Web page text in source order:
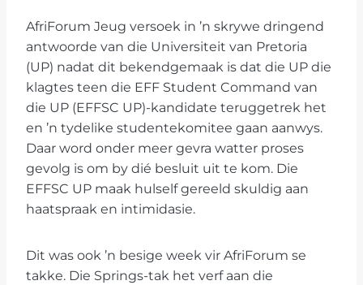
AfriForum Jeug versoek in ’n skrywe dringend
antwoorde van die Universiteit van Pretoria
(UP) nadat dit bekendgemaak is dat die UP die
klagtes teen die EFF Student Command van
die UP (EFFSC UP)-kandidate teruggetrek het
en ’n tydelike studentekomitee gaan aanwys.
Daar word onder meer gevra watter proses
gevolg is om by dié besluit uit te kom. Die
EFFSC UP maak hulself gereeld skuldig aan
haatspraak en intimidasie.
Dit was ook ’n besige week vir AfriForum se
takke. Die Springs-tak het verf aan die